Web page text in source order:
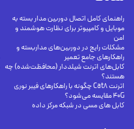
راهنمای کامل اتصال دوربین مدار بسته به
موبایل و کامپیوتر برای نظارت هوشمند و
امن
مشکلات رایج در دوربین‌های مداربسته و
راهکارهای جامع تعمیر
کابل‌های اترنت شیلددار (محافظت‌شده) چه
هستند؟
اترنت Cat8 چگونه با راهکارهای فیبر نوری
40G مقایسه می‌شود؟
کابل های مسی در شبکه مرکز داده